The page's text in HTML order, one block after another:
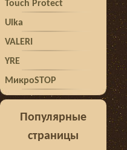
Touch Protect
Ulka
VALERI
YRE
МикроSTOP
Популярные
страницы